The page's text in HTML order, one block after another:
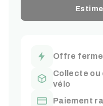
Offre
Collecte
vélo
Paiement